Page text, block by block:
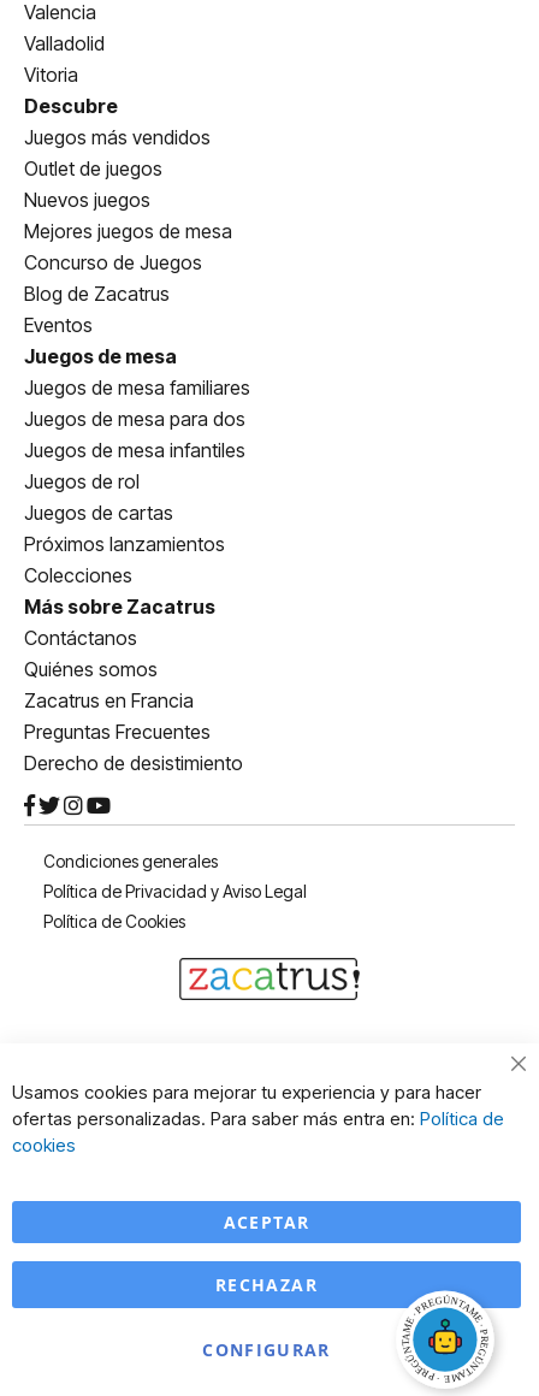
Valencia
Valladolid
Vitoria
Descubre
Juegos más vendidos
Outlet de juegos
Nuevos juegos
Mejores juegos de mesa
Concurso de Juegos
Blog de Zacatrus
Eventos
Juegos de mesa
Juegos de mesa familiares
Juegos de mesa para dos
Juegos de mesa infantiles
Juegos de rol
Juegos de cartas
Próximos lanzamientos
Colecciones
Más sobre Zacatrus
Contáctanos
Quiénes somos
Zacatrus en Francia
Preguntas Frecuentes
Derecho de desistimiento
Condiciones generales
Política de Privacidad y Aviso Legal
Política de Cookies
Usamos cookies para mejorar tu experiencia y para hacer
ofertas personalizadas. Para saber más entra en: Política de
cookies
ACEPTAR
CONFIGURAR
RECHAZAR